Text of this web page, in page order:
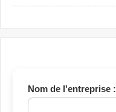
Nom de l'entreprise :